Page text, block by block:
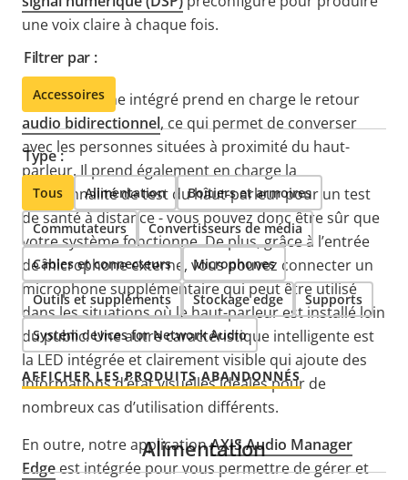
une voix claire à chaque fois.
Le microphone intégré prend en charge le retour
audio bidirectionnel, ce qui permet de converser
avec les personnes situées à proximité du haut-
parleur. Il prend également en charge la
fonctionnalité de test du haut-parleur pour un test
de santé à distance - vous pouvez donc être sûr que
votre système fonctionne. De plus, grâce à l’entrée
de microphone externe, vous pouvez connecter un
microphone supplémentaire qui peut être utilisé
dans les situations où le haut-parleur est installé loin
du public. Une autre caractéristique intelligente est
la LED intégrée et clairement visible qui ajoute des
informations d’état visuelles idéales pour de
nombreux cas d’utilisation différents.
En outre, notre applicationAXIS Audio Manager
Edgeest intégrée pour vous permettre de gérer et
Filtrer par :
Accessoires
Type :
Tous Alimentation Boîtiers et armoires
Commutateurs Convertisseurs de média
Câbles et connecteurs Microphones
Outils et suppléments Stockage edge Supports
System devices for Network Audio
AFFICHER LES PRODUITS ABANDONNÉS
Alimentation